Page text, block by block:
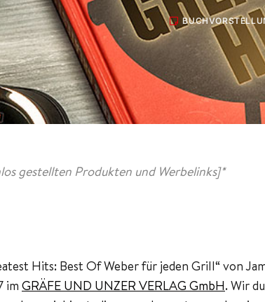
gestellten Produkten und Werbelinks]*
Hits: Best Of Weber für jeden Grill“ von
im GRÄFE UND UNZER VERLAG GmbH. Wir